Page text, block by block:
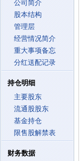
公司简介
股本结构
管理层
经营情况简介
重大事项备忘
分红送配记录
持仓明细
主要股东
流通股股东
基金持仓
限售股解禁表
财务数据